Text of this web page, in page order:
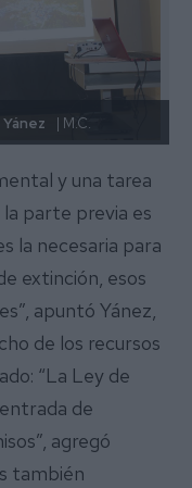
| M.C.
y una tarea
parte previa es
la necesaria para
extinción, esos
apuntó Yánez,
de los recursos
“La Ley de
de
agregó
también